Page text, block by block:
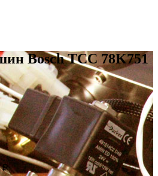
Bosch TCC 78K751
₽